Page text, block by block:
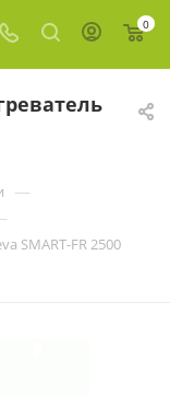
0
—
SMART-FR 2500